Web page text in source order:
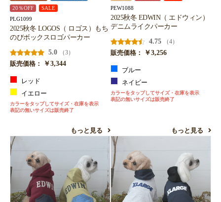
20％OFF
SALE
PLG1099
2025秋冬 LOGOS（ ロゴス）もち
のびボックスロゴパーカー
5.0
（3）
販売価格：
￥3,344
レッド
イエロー
カラーをタップしてサイズ・在庫を表示
表記の無いサイズは販売終了
もっと見る
PEW1088
2025秋冬 EDWIN（ エドウィン）
デニムライクパーカー
4.75
（4）
販売価格：
￥3,256
ブルー
ネイビー
カラーをタップしてサイズ・在庫を表示
表記の無いサイズは販売終了
もっと見る